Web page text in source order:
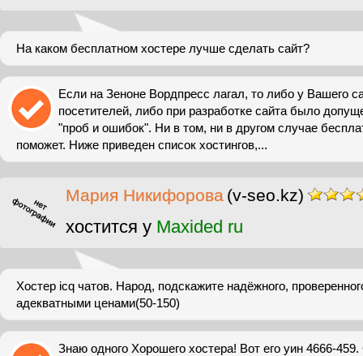
На каком бесплатном хостере лучше сделать сайт?
Если на Зеноне Вордпресс лагал, то либо у Вашего
посетителей, либо при разработке сайта было
"проб и ошибок". Ни в том, ни в другом случае
поможет. Ниже приведен список хостингов,...
Мария Никифорова (v-seo.kz)
хостится у Maxided ru
Хостер icq чатов. Народ, подскажите надёжного,
адекватными ценами(50-150)
Знаю одного Хорошего хостера! Вот его уин 4666-